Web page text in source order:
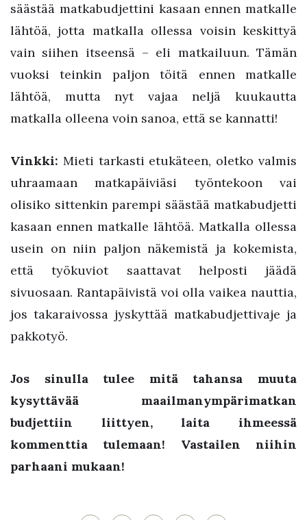
säästää matkabudjettini kasaan ennen matkalle
lähtöä, jotta matkalla ollessa voisin keskittyä
vain siihen itseensä – eli matkailuun. Tämän
vuoksi teinkin paljon töitä ennen matkalle
lähtöä, mutta nyt vajaa neljä kuukautta
matkalla olleena voin sanoa, että se kannatti!
Vinkki: Mieti tarkasti etukäteen, oletko valmis
uhraamaan matkapäiviäsi työntekoon vai
olisiko sittenkin parempi säästää matkabudjetti
kasaan ennen matkalle lähtöä. Matkalla ollessa
usein on niin paljon näkemistä ja kokemista,
että työkuviot saattavat helposti jäädä
sivuosaan. Rantapäivistä voi olla vaikea nauttia,
jos takaraivossa jyskyttää matkabudjettivaje ja
pakkotyö.
Jos sinulla tulee mitä tahansa muuta
kysyttävää maailmanympärimatkan
budjettiin liittyen, laita ihmeessä
kommenttia tulemaan! Vastailen niihin
parhaani mukaan!